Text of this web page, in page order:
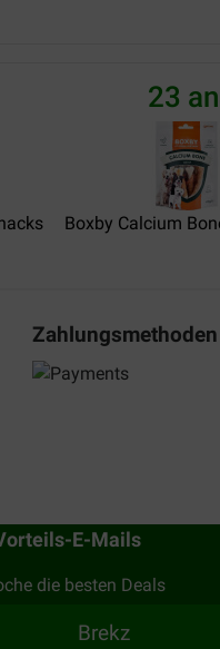
23
Boxby Calcium
Zahlungsmethoden
E-Mails
die besten Deals
Brekz